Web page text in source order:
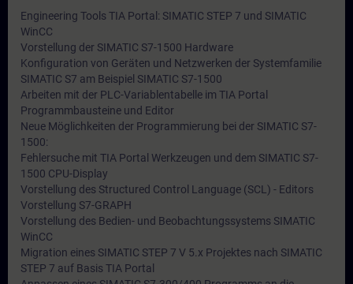
Engineering Tools TIA Portal: SIMATIC STEP 7 und SIMATIC
WinCC
Vorstellung der SIMATIC S7-1500 Hardware
Konfiguration von Geräten und Netzwerken der Systemfamilie
SIMATIC S7 am Beispiel SIMATIC S7-1500
Arbeiten mit der PLC-Variablentabelle im TIA Portal
Programmbausteine und Editor
Neue Möglichkeiten der Programmierung bei der SIMATIC S7-
1500:
Fehlersuche mit TIA Portal Werkzeugen und dem SIMATIC S7-
1500 CPU-Display
Vorstellung des Structured Control Language (SCL) - Editors
Vorstellung S7-GRAPH
Vorstellung des Bedien- und Beobachtungssystems SIMATIC
WinCC
Migration eines SIMATIC STEP 7 V 5.x Projektes nach SIMATIC
STEP 7 auf Basis TIA Portal